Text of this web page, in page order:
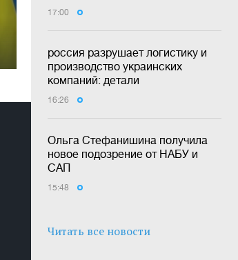
17:00
россия разрушает логистику и
производство украинских
компаний: детали
16:26
Ольга Стефанишина получила
новое подозрение от НАБУ и
САП
15:48
Читать все новости